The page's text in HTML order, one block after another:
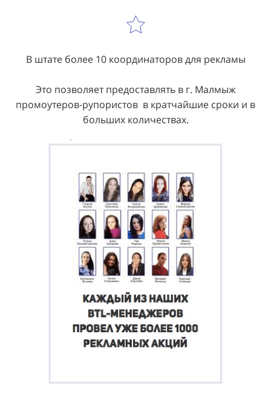
В штате более 10 координаторов для рекламы
Это позволяет предоставлять в г. Малмыж
промоутеров-рупористов в кратчайшие сроки и в
больших количествах.